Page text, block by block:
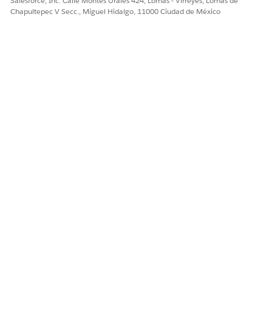
Chapultepec V Secc., Miguel Hidalgo, 11000 Ciudad de México